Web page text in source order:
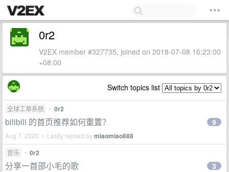
0r2
V2EX member #327735, joined on 2018-07-08 16:23:00
+08:00
Switch topics list
全球工单系统 • 0r2
bilibili 的首页推荐如何重置？
Aug 7, 2020 • Lastly replied bymiaomiao888
9
音乐 • 0r2
分享一首邵小毛的歌 3